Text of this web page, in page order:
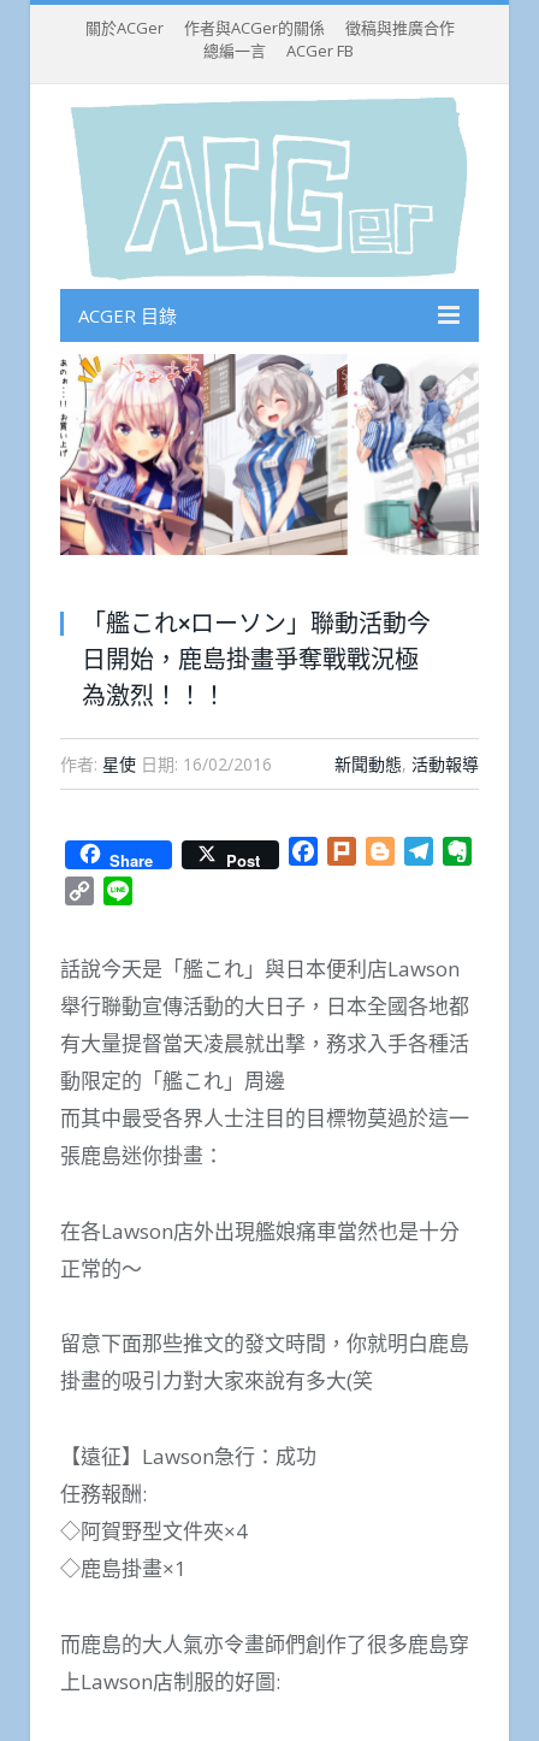
關於ACGer 作者與ACGer的關係
徵稿與推廣合作
總編一言
ACGer FB
ACGER 目錄
「艦これ×ローソン」聯動活動今
日開始，鹿島掛畫爭奪戰戰況極
為激烈！！！
作者: 星使 日期: 16/02/2016 新聞動態, 活動報導
Share Post Facebook
Plurk BloggerTelegram
Copy
話說今天是「艦これ」與日本便利店Lawson
舉行聯動宣傳活動的大日子，日本全國各地都
有大量提督當天凌晨就出撃，務求入手各種活
動限定的「艦これ」周邊
而其中最受各界人士注目的目標物莫過於這一
張鹿島迷你掛畫：
在各Lawson店外出現艦娘痛車當然也是十分
正常的～
留意下面那些推文的發文時間，你就明白鹿島
掛畫的吸引力對大家來說有多大(笑
【遠征】Lawson急行：成功
任務報酬:
◇阿賀野型文件夾×4
◇鹿島掛畫×1
而鹿島的大人氣亦令畫師們創作了很多鹿島穿
上Lawson店制服的好圖: